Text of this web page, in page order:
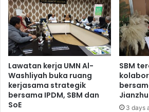
Lawatan kerja UMN Al-
Washliyah buka ruang
kerjasama strategik
bersama IPDM, SBM dan
SoE
SBM
3 days